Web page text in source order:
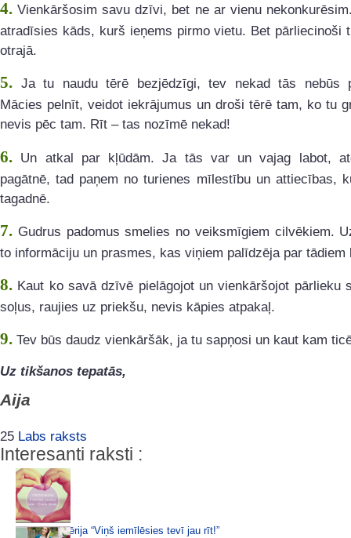
4. Vienkāršosim savu dzīvi, bet ne ar vienu
atradīsies kāds, kurš ieņems pirmo vietu. Bet pārliecinoši
otrajā.
5. Ja tu naudu tērē bezjēdzīgi, tev nekad tās nebūs
Mācies pelnīt, veidot iekrājumus un droši tērē tam, ko tu
nevis pēc tam. Rīt – tas nozīmē nekad!
6. Un atkal par kļūdām. Ja tās var un vajag labot,
pagātnē, tad paņem no turienes mīlestību un attiecības,
tagadnē.
7. Gudrus padomus smelies no veiksmīgiem cilvēkiem.
to informāciju un prasmes, kas viņiem palīdzēja par tādiem
8. Kaut ko savā dzīvē pielāgojot un vienkāršojot pārlieku
soļus, raujies uz priekšu, nevis kāpies atpakaļ.
9. Tev būs daudz vienkāršāk, ja tu sapņosi un kaut kam
Uz tikšanos tepatās,
Aija
25 Labs raksts
Interesanti raksti :
7 padomu sērija “Viņš iemīlēsies tevī jau rīt!”